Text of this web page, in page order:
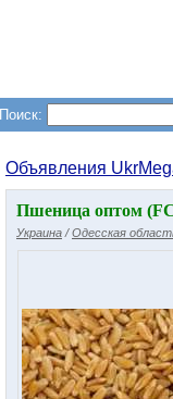
Поиск:
Объявления
Пшеница оптом
Украина /Одесская